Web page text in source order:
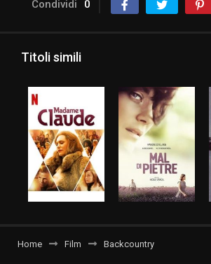
Condividi 0
Titoli simili
Home Film Backcountry